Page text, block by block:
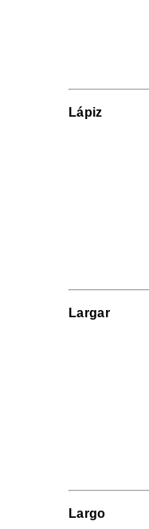
Lápiz
Largar
Largo